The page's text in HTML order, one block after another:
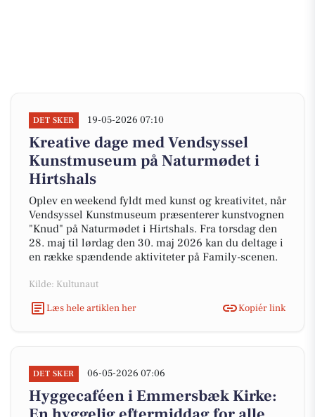
DET SKER 19-05-2026 07:10
Kreative dage med Vendsyssel
Kunstmuseum på Naturmødet i
Hirtshals
Oplev en weekend fyldt med kunst og kreativitet, når
Vendsyssel Kunstmuseum præsenterer kunstvognen
"Knud" på Naturmødet i Hirtshals. Fra torsdag den
28. maj til lørdag den 30. maj 2026 kan du deltage i
en række spændende aktiviteter på Family-scenen.
Kilde: Kultunaut
Læs hele artiklen her
Kopiér link
DET SKER 06-05-2026 07:06
Hyggecaféen i Emmersbæk Kirke: